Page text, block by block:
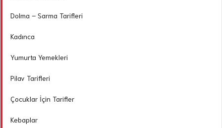
Dolma – Sarma Tarifleri
Kadınca
Yumurta Yemekleri
Pilav Tarifleri
Çocuklar İçin Tarifler
Kebaplar